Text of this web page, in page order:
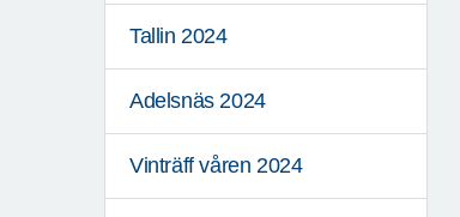
Tallin 2024
Adelsnäs 2024
Vinträff våren 2024